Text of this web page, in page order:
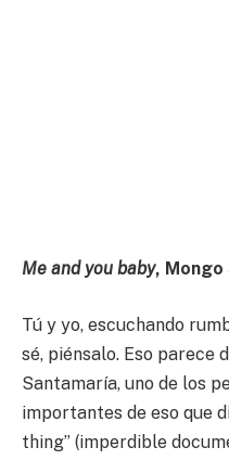
Me and you baby, Mongo
Tú y yo, escuchando
sé, piénsalo. Eso parece
Santamaría, uno de los
importantes de eso que
thing” (imperdible